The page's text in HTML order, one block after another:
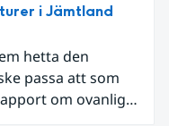
i Jämtland
hetta den
passa att som
om ovanligt